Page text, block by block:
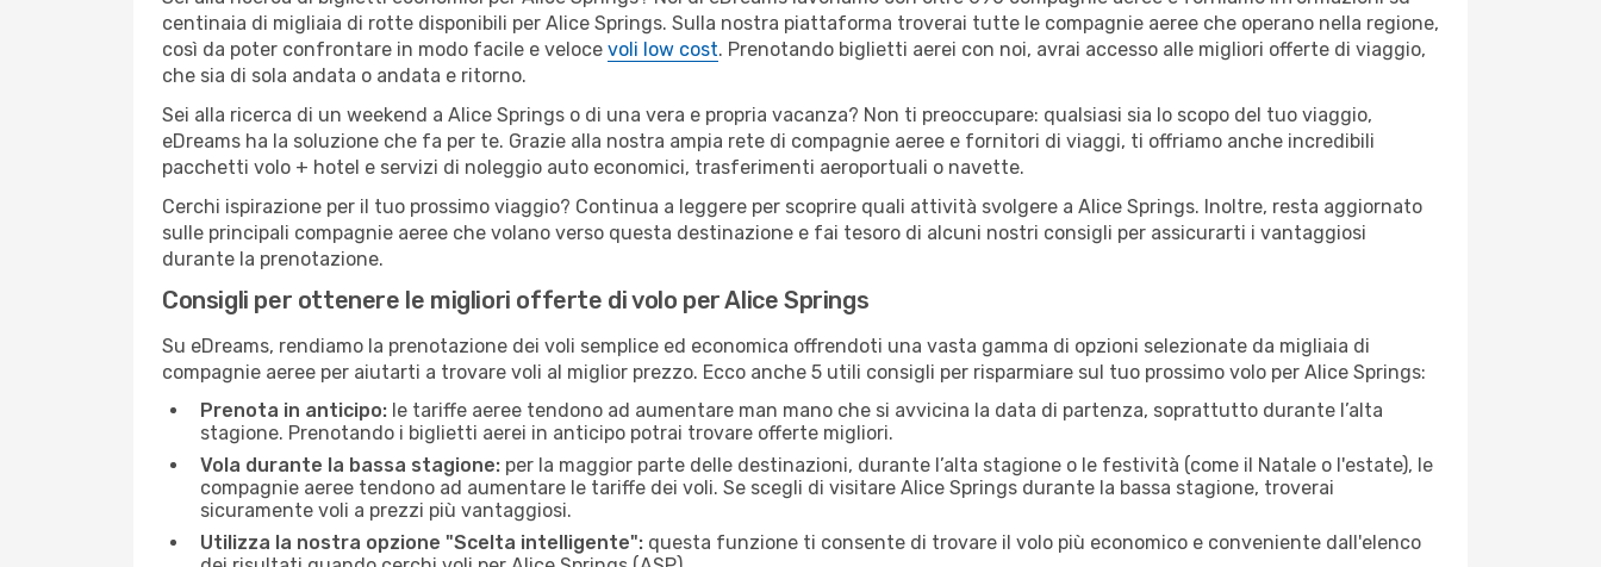
centinaia di migliaia di rotte disponibili per Alice Springs. Sulla nostra piattaforma troverai tutte le compagnie aeree che operano nella regione,
così da poter confrontare in modo facile e veloce voli low cost. Prenotando biglietti aerei con noi, avrai accesso alle migliori offerte di viaggio,
che sia di sola andata o andata e ritorno.
Sei alla ricerca di un weekend a Alice Springs o di una vera e propria vacanza? Non ti preoccupare: qualsiasi sia lo scopo del tuo viaggio,
eDreams ha la soluzione che fa per te. Grazie alla nostra ampia rete di compagnie aeree e fornitori di viaggi, ti offriamo anche incredibili
pacchetti volo + hotel e servizi di noleggio auto economici, trasferimenti aeroportuali o navette.
Cerchi ispirazione per il tuo prossimo viaggio? Continua a leggere per scoprire quali attività svolgere a Alice Springs. Inoltre, resta aggiornato
sulle principali compagnie aeree che volano verso questa destinazione e fai tesoro di alcuni nostri consigli per assicurarti i vantaggiosi
durante la prenotazione.
Consigli per ottenere le migliori offerte di volo per Alice Springs
Su eDreams, rendiamo la prenotazione dei voli semplice ed economica offrendoti una vasta gamma di opzioni selezionate da migliaia di
compagnie aeree per aiutarti a trovare voli al miglior prezzo. Ecco anche 5 utili consigli per risparmiare sul tuo prossimo volo per Alice Springs:
Prenota in anticipo: le tariffe aeree tendono ad aumentare man mano che si avvicina la data di partenza, soprattutto durante l’alta
stagione. Prenotando i biglietti aerei in anticipo potrai trovare offerte migliori.
Vola durante la bassa stagione: per la maggior parte delle destinazioni, durante l’alta stagione o le festività (come il Natale o l'estate), le
compagnie aeree tendono ad aumentare le tariffe dei voli. Se scegli di visitare Alice Springs durante la bassa stagione, troverai
sicuramente voli a prezzi più vantaggiosi.
Utilizza la nostra opzione "Scelta intelligente": questa funzione ti consente di trovare il volo più economico e conveniente dall'elenco